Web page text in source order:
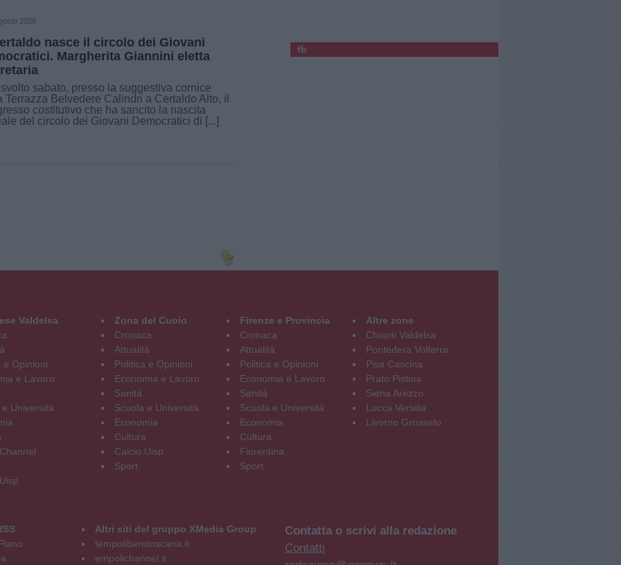
2026
nasce il circolo dei Giovani
Margherita Giannini eletta
sabato, presso la suggestiva cornice
Terrazza Belvedere Calindri a Certaldo Alto, il
costitutivo che ha sancito la nascita
del circolo dei Giovani Democratici di [...]
fb
Valdelsa
e Opinioni
e Lavoro
e Università
Zona del Cuoio
Cronaca
Attualità
Politica e Opinioni
Economia e Lavoro
Sanità
Scuola e Università
Economia
Cultura
Calcio Uisp
Sport
Firenze e Provincia
Cronaca
Attualità
Politica e Opinioni
Economia e Lavoro
Sanità
Scuola e Università
Economia
Cultura
Fiorentina
Sport
Altre zone
Chianti Valdelsa
Pontedera Volterra
Pisa Cascina
Prato Pistoia
Siena Arezzo
Lucca Versilia
Livorno Grosseto
Altri siti del gruppo XMedia Group
tempoliberotoscana.it
empolichannel.it
Contatta o scrivi alla redazione
Contatti